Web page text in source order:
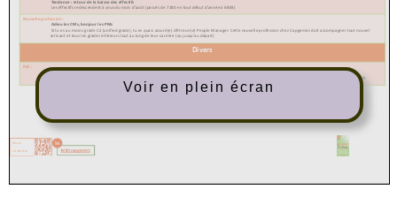
Voir en plein écran